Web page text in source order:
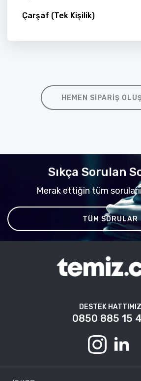
Çarşaf (Tek Kişilik)
HEMEN SIPARIŞ
Sıkça Sorulan
Merak ettiğin tüm
TÜM SORULAR
DESTEK HATTIMIZ
0850 885 15